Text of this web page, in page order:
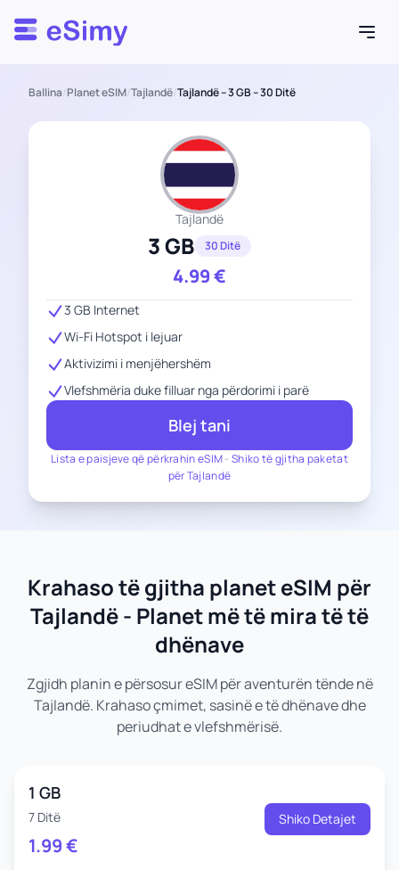
Esimy
Ballina/Planet eSIM/Tajlandë/Tajlandë – 3 GB – 30 Ditë
Tajlandë
3 GB 30 Ditë
4.99€
Lista e paisjeve që përkrahin eSIM-Shiko të gjitha paketat
për Tajlandë
3 GB Internet
Wi-Fi Hotspot i lejuar
Aktivizimi i menjëhershëm
Vlefshmëria duke filluar nga përdorimi i parë
Blej tani
Krahaso të gjitha planet eSIM për
Tajlandë - Planet më të mira të të
dhënave
Zgjidh planin e përsosur eSIM për aventurën tënde në
Tajlandë. Krahaso çmimet, sasinë e të dhënave dhe
periudhat e vlefshmërisë.
1 GB
7 Ditë
1.99€
Shiko Detajet